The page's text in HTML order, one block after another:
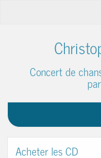
Concert de
Acheter les CD